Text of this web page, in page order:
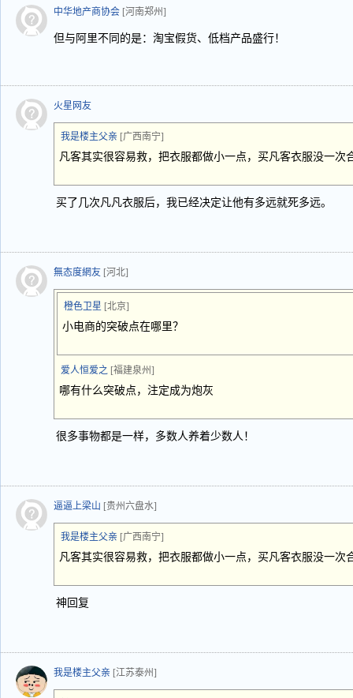
中华地产商协会 [河南郑州]
但与阿里不同的是：淘宝假货、低档产品盛行！
火星网友
我是楼主父亲 [广西南宁]
凡客其实很容易救，把衣服都做小一点，买凡客衣服没一次
买了几次凡凡衣服后，我已经决定让他有多远就死多远。
無态度網友 [河北]
橙色卫星 [北京]
小电商的突破点在哪里？
爱人恒爱之 [福建泉州]
哪有什么突破点，注定成为炮灰
很多事物都是一样，多数人养着少数人！
逼逼上梁山 [贵州六盘水]
我是楼主父亲 [广西南宁]
凡客其实很容易救，把衣服都做小一点，买凡客衣服没一次
神回复
我是楼主父亲 [江苏泰州]